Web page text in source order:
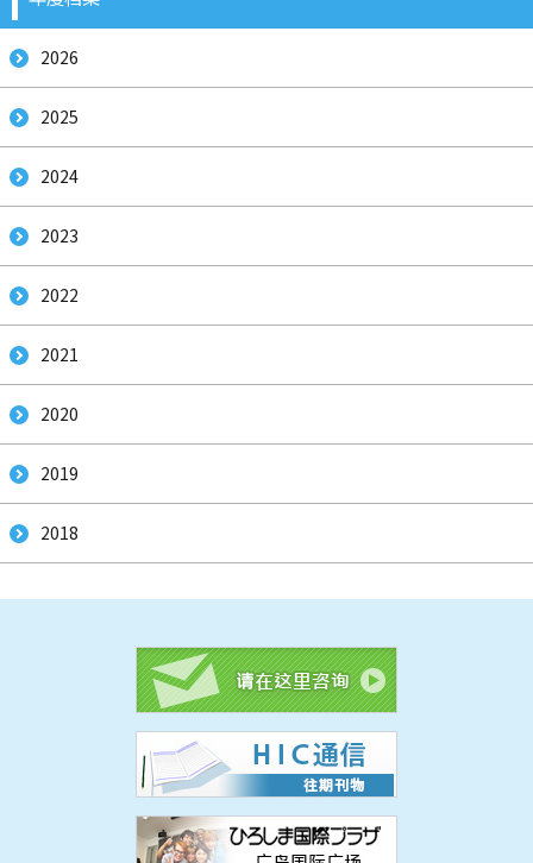
2026
2025
2024
2023
2022
2021
2020
2019
2018